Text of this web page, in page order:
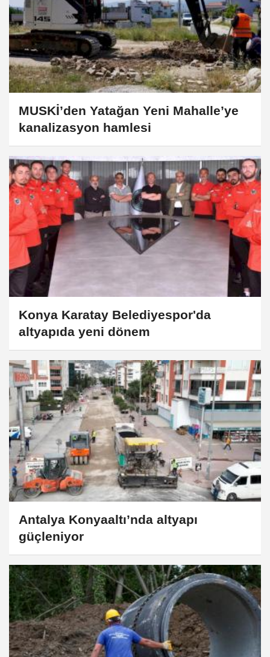
MUSKİ’den Yatağan Yeni Mahalle’ye
kanalizasyon hamlesi
Konya Karatay Belediyespor'da
altyapıda yeni dönem
Antalya Konyaaltı’nda altyapı
güçleniyor